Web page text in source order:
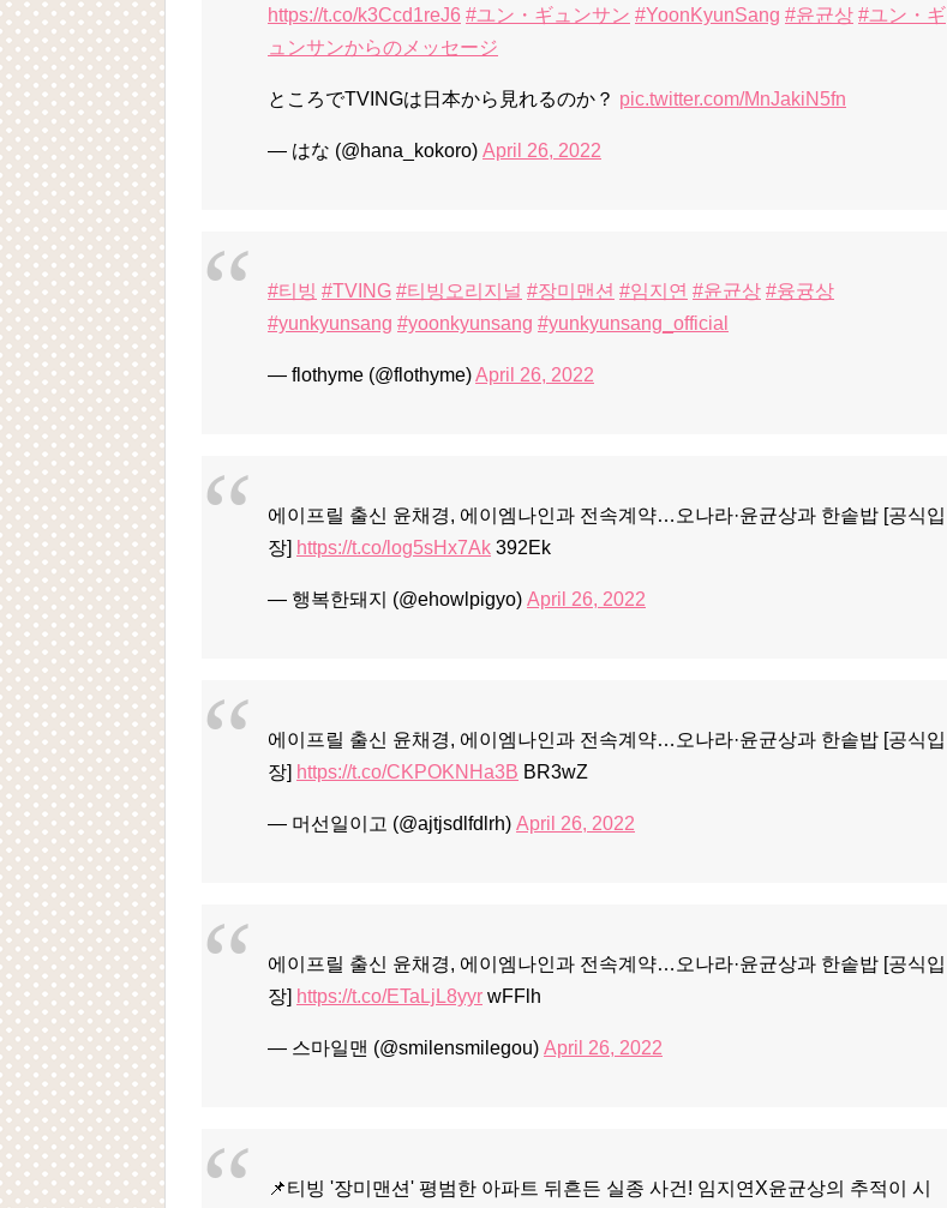
https://t.co/k3Ccd1reJ6 #ユン・ギュンサン #YoonKyunSang #윤균상 #ユン・ギ
ュンサンからのメッセージ
ところでTVINGは日本から見れるのか？ pic.twitter.com/MnJakiN5fn
— はな (@hana_kokoro) April 26, 2022
#티빙 #TVING #티빙오리지널 #장미맨션 #임지연 #윤균상 #융귱상
#yunkyunsang #yoonkyunsang #yunkyunsang_official
— flothyme (@flothyme)April 26, 2022
에이프릴 출신 윤채경, 에이엠나인과 전속계약…오나라·윤균상과 한솥밥 [공식입
장] https://t.co/log5sHx7Ak 392Ek
— 행복한돼지 (@ehowlpigyo) April 26, 2022
에이프릴 출신 윤채경, 에이엠나인과 전속계약…오나라·윤균상과 한솥밥 [공식입
장] https://t.co/CKPOKNHa3B BR3wZ
— 머선일이고 (@ajtjsdlfdlrh) April 26, 2022
에이프릴 출신 윤채경, 에이엠나인과 전속계약…오나라·윤균상과 한솥밥 [공식입
장] https://t.co/ETaLjL8yyr wFFlh
— 스마일맨 (@smilensmilegou) April 26, 2022
📌티빙 '장미맨션' 평범한 아파트 뒤흔든 실종 사건! 임지연X윤균상의 추적이 시